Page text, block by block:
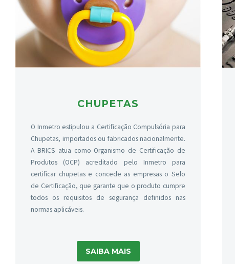
CHUPETAS
O Inmetro estipulou a Certificação Compulsória para
Chupetas, importados ou fabricados nacionalmente.
A BRICS atua como Organismo de Certificação de
Produtos (OCP) acreditado pelo Inmetro para
certificar chupetas e concede as empresas o Selo
de Certificação, que garante que o produto cumpre
todos os requisitos de segurança definidos nas
normas aplicáveis.
SAIBA MAIS